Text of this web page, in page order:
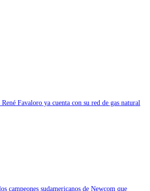
Favaloro ya cuenta con su red de gas natural
campeones sudamericanos de Newcom que